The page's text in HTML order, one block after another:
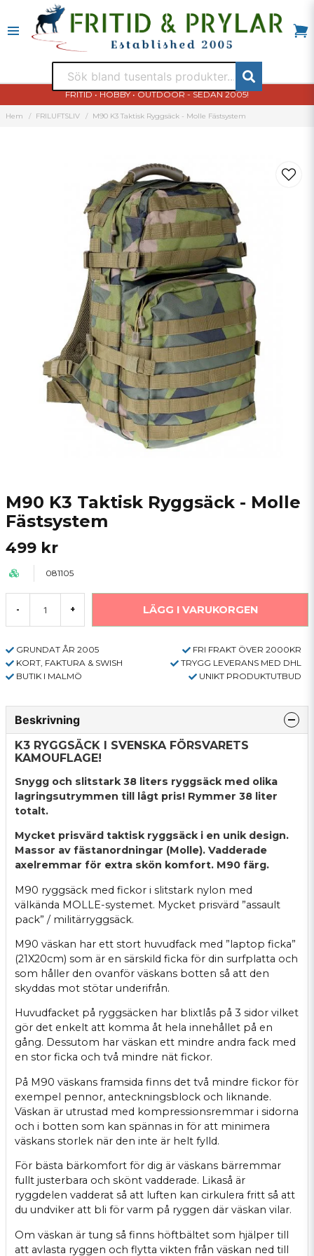
FRITID • HOBBY • OUTDOOR - SEDAN 2005!
Hem FRILUFTSLIV M90 K3 Taktisk Ryggsäck - Molle Fästsystem
M90 K3 Taktisk Ryggsäck - Molle
Fästsystem
499 kr
081105
- + LÄGG I VARUKORGEN
GRUNDAT ÅR 2005
FRI FRAKT ÖVER 2000KR
KORT, FAKTURA & SWISH
TRYGG LEVERANS MED DHL
BUTIK I MALMÖ
UNIKT PRODUKTUTBUD
Beskrivning
K3 RYGGSÄCK I SVENSKA FÖRSVARETS
KAMOUFLAGE!
Snygg och slitstark 38 liters ryggsäck med olika
lagringsutrymmen till lågt pris! Rymmer 38 liter
totalt.
Mycket prisvärd taktisk ryggsäck i en unik design.
Massor av fästanordningar (Molle). Vadderade
axelremmar för extra skön komfort. M90 färg.
M90 ryggsäck med fickor i slitstark nylon med
välkända MOLLE-systemet. Mycket prisvärd ”assault
pack” / militärryggsäck.
M90 väskan har ett stort huvudfack med ”laptop ficka”
(21X20cm) som är en särskild ficka för din surfplatta och
som håller den ovanför väskans botten så att den
skyddas mot stötar underifrån.
Huvudfacket på ryggsäcken har blixtlås på 3 sidor vilket
gör det enkelt att komma åt hela innehållet på en
gång. Dessutom har väskan ett mindre andra fack med
en stor ficka och två mindre nät fickor.
På M90 väskans framsida finns det två mindre fickor för
exempel pennor, anteckningsblock och liknande.
Väskan är utrustad med kompressionsremmar i sidorna
och i botten som kan spännas in för att minimera
väskans storlek när den inte är helt fylld.
För bästa bärkomfort för dig är väskans bärremmar
fullt justerbara och skönt vadderade. Likaså är
ryggdelen vadderat så att luften kan cirkulera fritt så att
du undviker att bli för varm på ryggen där väskan vilar.
Om väskan är tung så finns höftbältet som hjälper till
att avlasta ryggen och flytta vikten från väskan ned till